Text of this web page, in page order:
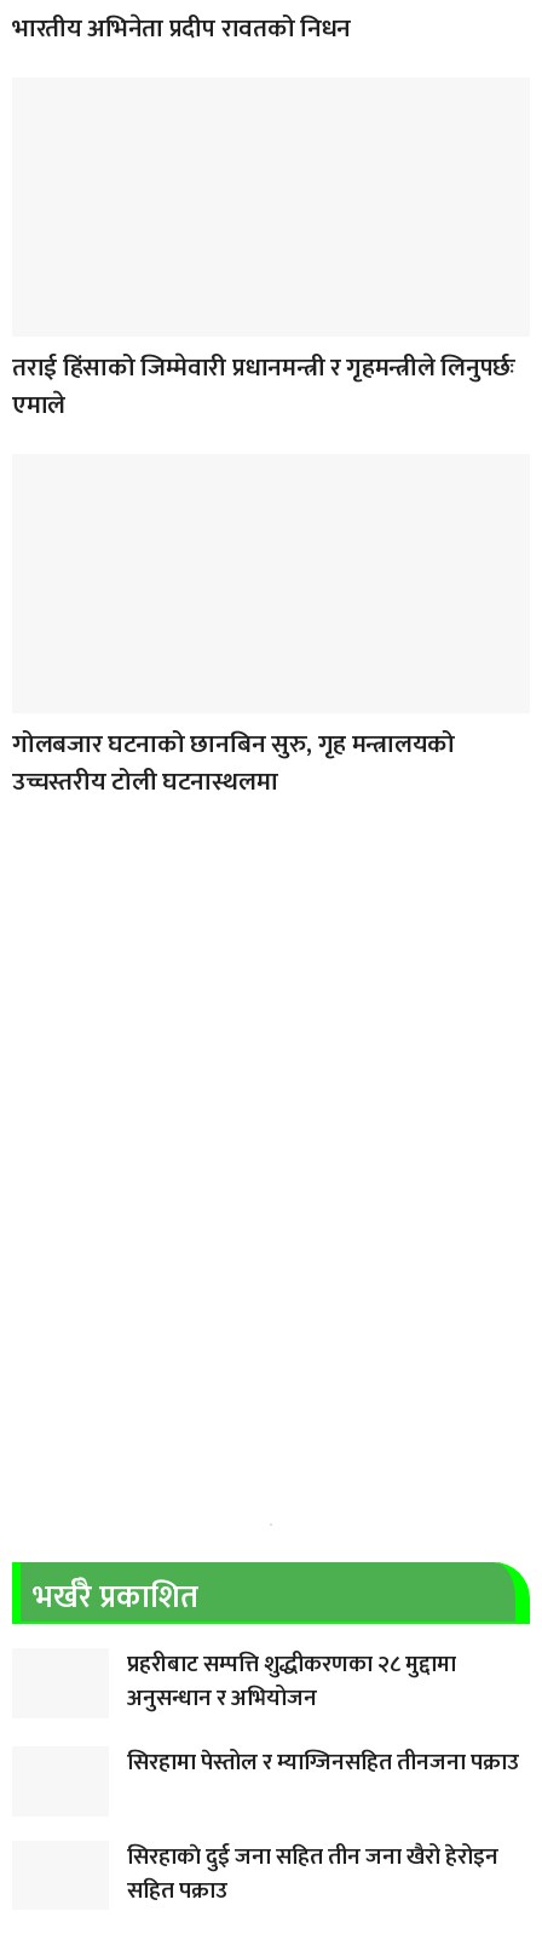
भारतीय अभिनेता प्रदीप रावतको निधन
तराई हिंसाको जिम्मेवारी प्रधानमन्त्री र गृहमन्त्रीले लिनुपर्छः
एमाले
गोलबजार घटनाको छानबिन सुरु, गृह मन्त्रालयको
उच्चस्तरीय टोली घटनास्थलमा
भर्खरै प्रकाशित
प्रहरीबाट सम्पत्ति शुद्धीकरणका २८ मुद्दामा
अनुसन्धान र अभियोजन
सिरहामा पेस्तोल र म्याग्जिनसहित तीनजना पक्राउ
सिरहाकाे दुई जना सहित तीन जना खैरो हेरोइन
सहित पक्राउ